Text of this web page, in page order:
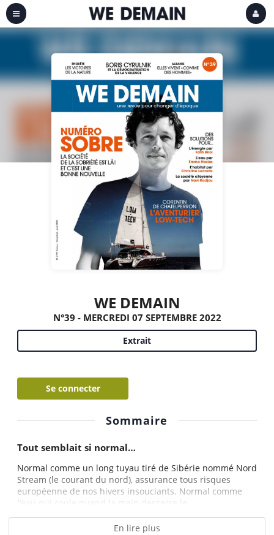
WE DEMAIN
N°39 - MERCREDI 07 SEPTEMBRE 2022
Extrait
Se connecter
Sommaire
Tout semblait si normal…
Normal comme un long tuyau tiré de Sibérie nommé Nord
Stream (le courant du nord), assurance tous risques
européenne de nos hivers insouciants. Normal comme
l’eau qui coule quand la main desserre le...
En lire plus